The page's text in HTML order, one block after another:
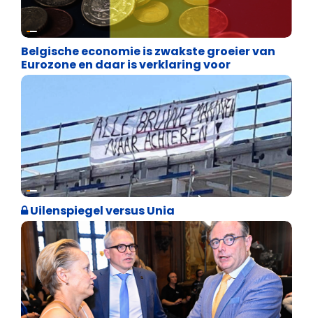
Binnenland politiek
Belgische economie is zwakste groeier van
Eurozone en daar is verklaring voor
Cultuuroorlog
Uilenspiegel versus Unia